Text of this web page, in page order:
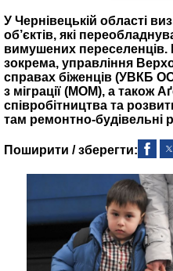
У Чернівецькій області
об’єктів, які
вимушених переселенців.
зокрема, управління
справах біженців (УВКБ
з міграції (МОМ), а також
співробітництва та
там ремонтно-будівельні
Поширити / зберегти: